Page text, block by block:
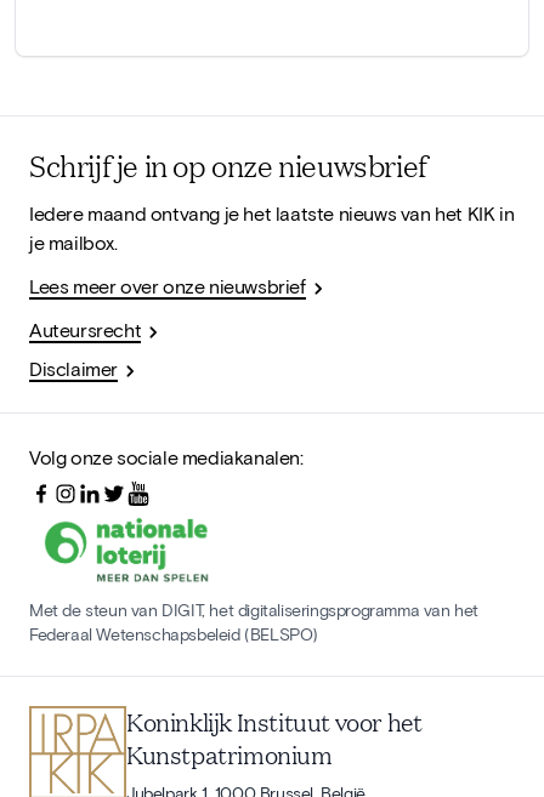
Schrijf je in op onze nieuwsbrief
Iedere maand ontvang je het laatste nieuws van het KIK in
je mailbox.
Lees meer over onze nieuwsbrief
Auteursrecht
Disclaimer
Volg onze sociale mediakanalen:
Met de steun van DIGIT, het digitaliseringsprogramma van het
Federaal Wetenschapsbeleid (BELSPO)
Koninklijk Instituut voor het
Kunstpatrimonium
Jubelpark 1, 1000 Brussel, België